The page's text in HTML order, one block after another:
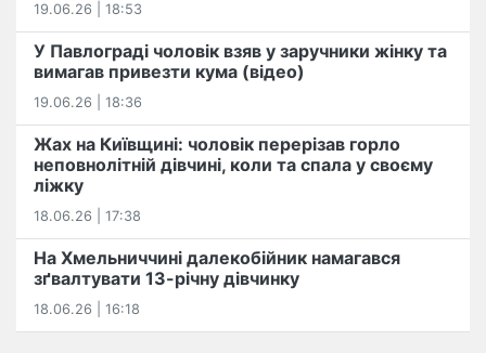
19.06.26 | 18:53
У Павлограді чоловік взяв у заручники жінку та
вимагав привезти кума (відео)
19.06.26 | 18:36
Жах на Київщині: чоловік перерізав горло
неповнолітній дівчині, коли та спала у своєму
ліжку
18.06.26 | 17:38
На Хмельниччині далекобійник намагався
зґвалтувати 13-річну дівчинку
18.06.26 | 16:18